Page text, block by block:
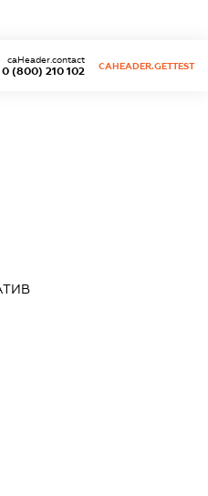
0 (800) 210 102
caHeader.contact
CAHEADER.GETTEST